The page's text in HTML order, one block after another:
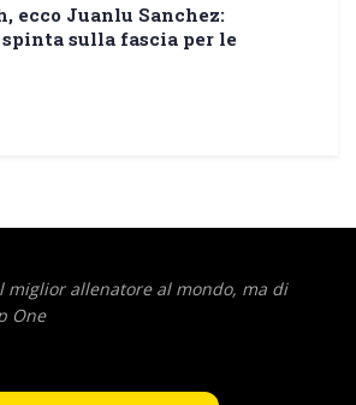
ecco Juanlu Sanchez:
sulla fascia per le
miglior allenatore al mondo, ma di
One